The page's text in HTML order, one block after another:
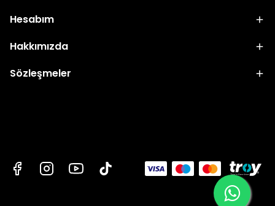
Hesabım
Hakkımızda
Sözleşmeler